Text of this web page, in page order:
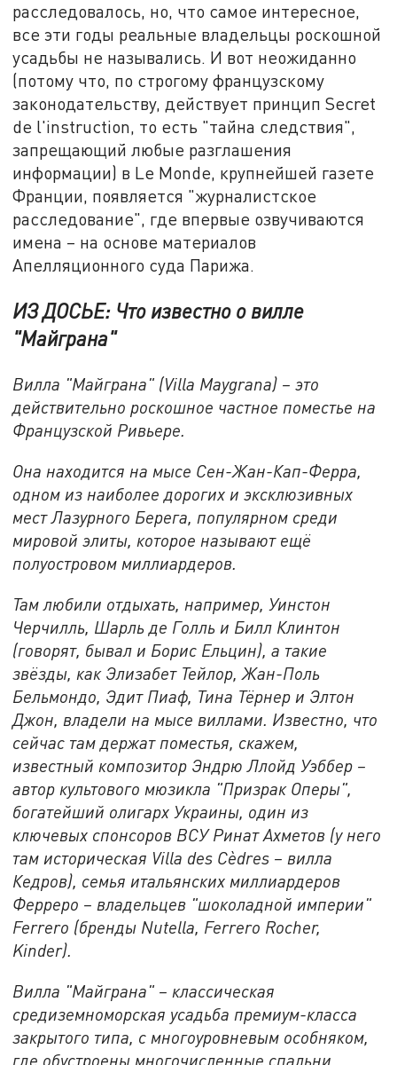
расследовалось, но, что самое интересное,
все эти годы реальные владельцы роскошной
усадьбы не назывались. И вот неожиданно
(потому что, по строгому французскому
законодательству, действует принцип Secret
de l'instruction, то есть "тайна следствия",
запрещающий любые разглашения
информации) в Le Monde, крупнейшей газете
Франции, появляется "журналистское
расследование", где впервые озвучиваются
имена – на основе материалов
Апелляционного суда Парижа.
ИЗ ДОСЬЕ: Что известно о вилле
"Майграна"
Вилла "Майграна" (Villa Maygrana) – это
действительно роскошное частное поместье на
Французской Ривьере.
Она находится на мысе Сен-Жан-Кап-Ферра,
одном из наиболее дорогих и эксклюзивных
мест Лазурного Берега, популярном среди
мировой элиты, которое называют ещё
полуостровом миллиардеров.
Там любили отдыхать, например, Уинстон
Черчилль, Шарль де Голль и Билл Клинтон
(говорят, бывал и Борис Ельцин), а такие
звёзды, как Элизабет Тейлор, Жан-Поль
Бельмондо, Эдит Пиаф, Тина Тёрнер и Элтон
Джон, владели на мысе виллами. Известно, что
сейчас там держат поместья, скажем,
известный композитор Эндрю Ллойд Уэббер –
автор культового мюзикла "Призрак Оперы",
богатейший олигарх Украины, один из
ключевых спонсоров ВСУ Ринат Ахметов (у него
там историческая Villa des Cèdres – вилла
Кедров), семья итальянских миллиардеров
Ферреро – владельцев "шоколадной империи"
Ferrero (бренды Nutella, Ferrero Rocher,
Kinder).
Вилла "Майграна" – классическая
средиземноморская усадьба премиум-класса
закрытого типа, с многоуровневым особняком,
где обустроены многочисленные спальни,